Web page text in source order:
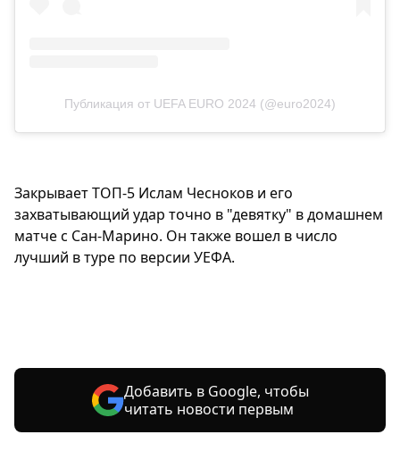
Публикация от UEFA EURO 2024 (@euro2024)
Закрывает ТОП-5 Ислам Чесноков и его
захватывающий удар точно в "девятку" в домашнем
матче с Сан-Марино. Он также вошел в число
лучший в туре по версии УЕФА.
Добавить в Google, чтобы
читать новости первым